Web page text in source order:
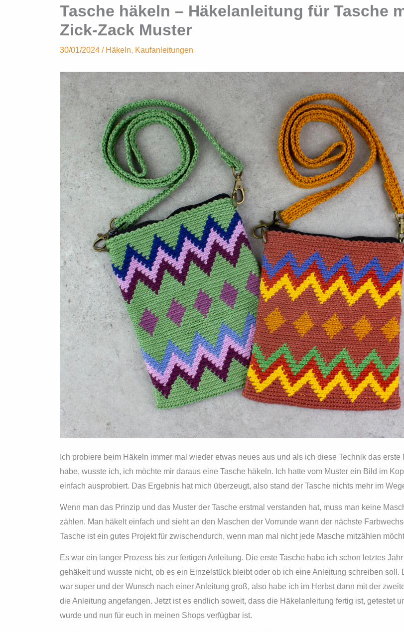
Tasche häkeln – Häkelanleitung für Tasche
Zick-Zack Muster
30/01/2024 / Häkeln, Kaufanleitungen
Ich probiere beim Häkeln immer mal wieder etwas neues aus und als ich diese Technik das erste
habe, wusste ich, ich möchte mir daraus eine Tasche häkeln. Ich hatte vom Muster ein Bild im
einfach ausprobiert. Das Ergebnis hat mich überzeugt, also stand der Tasche nichts mehr im
Wenn man das Prinzip und das Muster der Tasche erstmal verstanden hat, muss man keine
zählen. Man häkelt einfach und sieht an den Maschen der Vorrunde wann der nächste
Tasche ist ein gutes Projekt für zwischendurch, wenn man mal nicht jede Masche mitzählen
Es war ein langer Prozess bis zur fertigen Anleitung. Die erste Tasche habe ich schon letztes
gehäkelt und wusste nicht, ob es ein Einzelstück bleibt oder ob ich eine Anleitung schreiben soll.
war super und der Wunsch nach einer Anleitung groß, also habe ich im Herbst dann mit der
die Anleitung angefangen. Jetzt ist es endlich soweit, dass die Häkelanleitung fertig ist, getestet
wurde und nun für euch in meinen Shops verfügbar ist.